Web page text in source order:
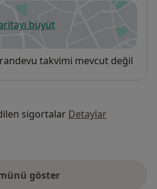
büyüt
yeni bir sekmede açılır
takvimi mevcut değil
sigortalar Detaylar
göster
adres hakkında